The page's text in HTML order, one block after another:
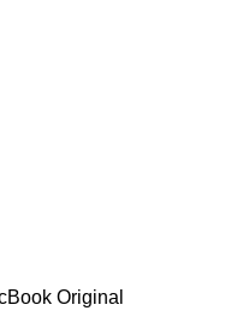
Original